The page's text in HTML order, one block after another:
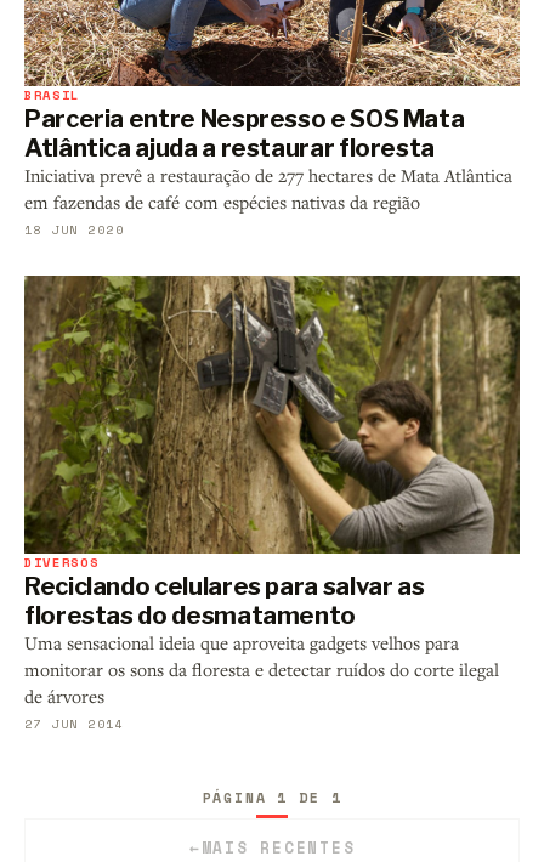
BRASIL
Parceria entre Nespresso e SOS Mata
Atlântica ajuda a restaurar floresta
Iniciativa prevê a restauração de 277 hectares de Mata Atlântica
em fazendas de café com espécies nativas da região
18 JUN 2020
DIVERSOS
Reciclando celulares para salvar as
florestas do desmatamento
Uma sensacional ideia que aproveita gadgets velhos para
monitorar os sons da floresta e detectar ruídos do corte ilegal
de árvores
27 JUN 2014
←MAIS RECENTES
PÁGINA 1 DE 1